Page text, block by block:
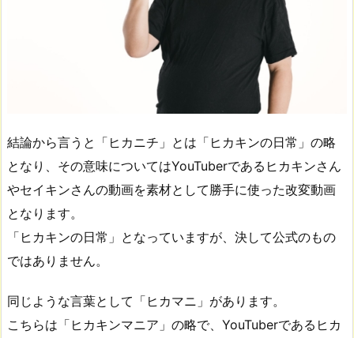
結論から言うと「ヒカニチ」とは「ヒカキンの日常」の略
となり、その意味についてはYouTuberであるヒカキンさん
やセイキンさんの動画を素材として勝手に使った改変動画
となります。
「ヒカキンの日常」となっていますが、決して公式のもの
ではありません。
同じような言葉として「ヒカマニ」があります。
こちらは「ヒカキンマニア」の略で、YouTuberであるヒカ